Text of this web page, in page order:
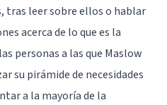
tras leer sobre ellos o hablar
acerca de lo que es la
personas a las que Maslow
su pirámide de necesidades
a la mayoría de la